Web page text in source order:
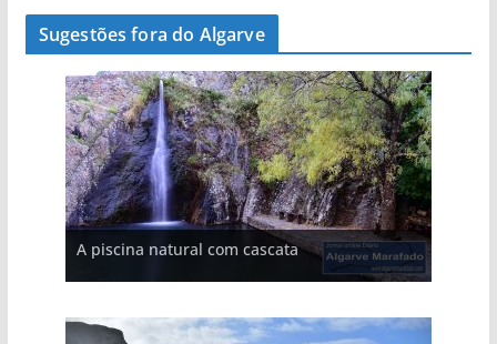
Sugestões fora do Algarve
A piscina natural com cascata
A aldeia mais portuguesa de Portugal (com
vídeo)
As portas do rio Tejo (com vídeo)